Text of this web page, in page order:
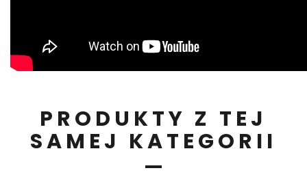
PRODUKTY Z TEJ
SAMEJ KATEGORII